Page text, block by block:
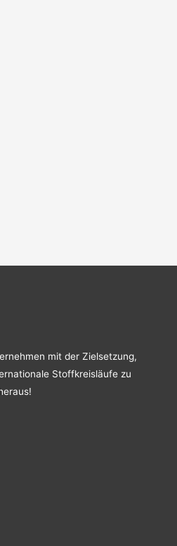
mit der Zielsetzung,
Stoffkreisläufe zu